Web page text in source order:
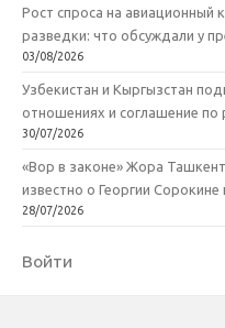
Рост спроса на авиационный
разведки: что обсуждали у
03/08/2026
Узбекистан и Кыргызстан
отношениях и соглашение
30/07/2026
«Вор в законе» Жора
известно о Георгии
28/07/2026
Войти